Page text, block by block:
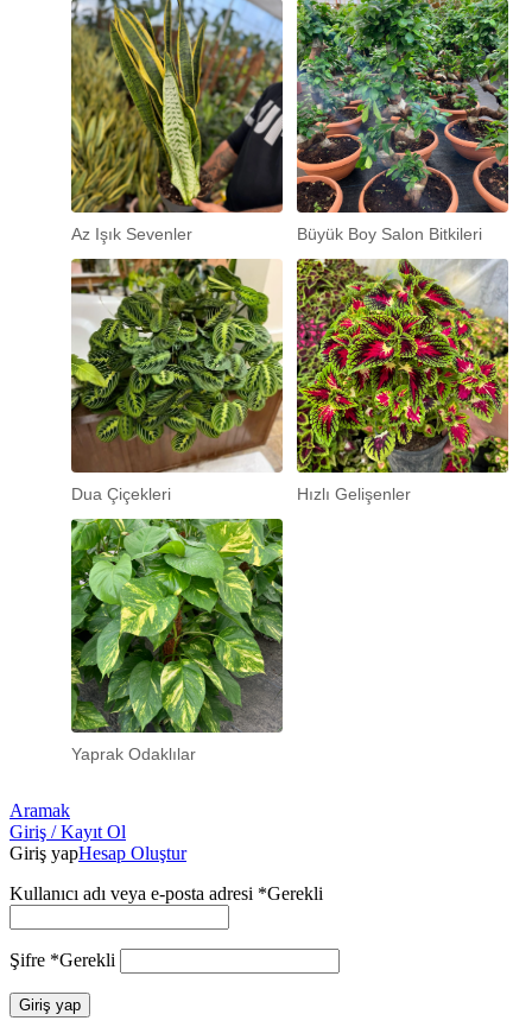
Az Işık Sevenler Büyük Boy Salon Bitkileri
Dua Çiçekleri Hızlı Gelişenler
Yaprak Odaklılar
Aramak
Giriş / Kayıt Ol
Giriş yapHesap Oluştur
Kullanıcı adı veya e-posta adresi *Gerekli
Şifre *Gerekli
Giriş yap